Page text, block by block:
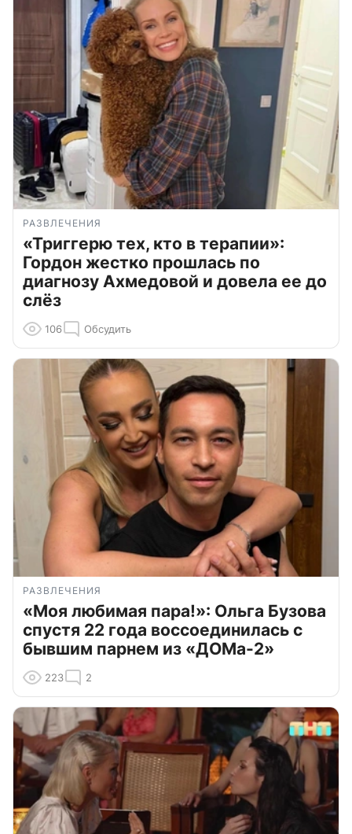
РАЗВЛЕЧЕНИЯ
«Триггерю тех, кто в терапии»:
Гордон жестко прошлась по
диагнозу Ахмедовой и довела ее до
слёз
106 Обсудить
РАЗВЛЕЧЕНИЯ
«Моя любимая пара!»: Ольга Бузова
спустя 22 года воссоединилась с
бывшим парнем из «ДОМа-2»
223 2